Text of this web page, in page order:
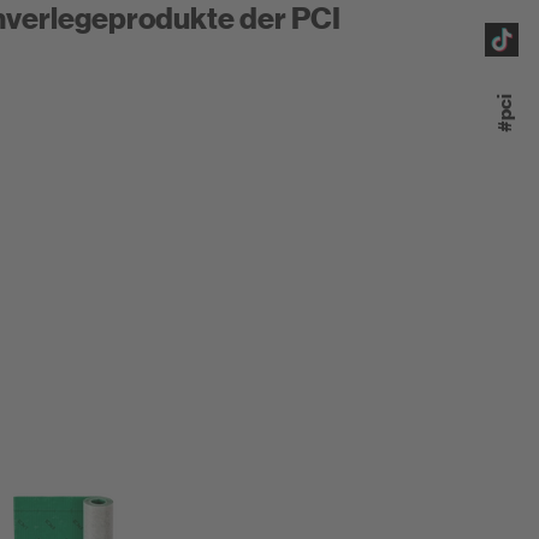
der PCI
#pci